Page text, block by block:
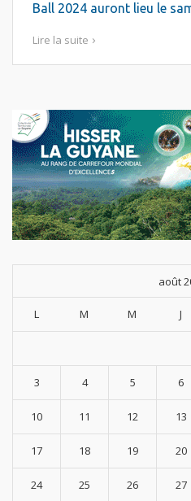
Ball 2024 auront lieu le
Lire la suite
août
L M M J
3 4 5 6
10 11 12 13
17 18 19 20
24 25 26 27